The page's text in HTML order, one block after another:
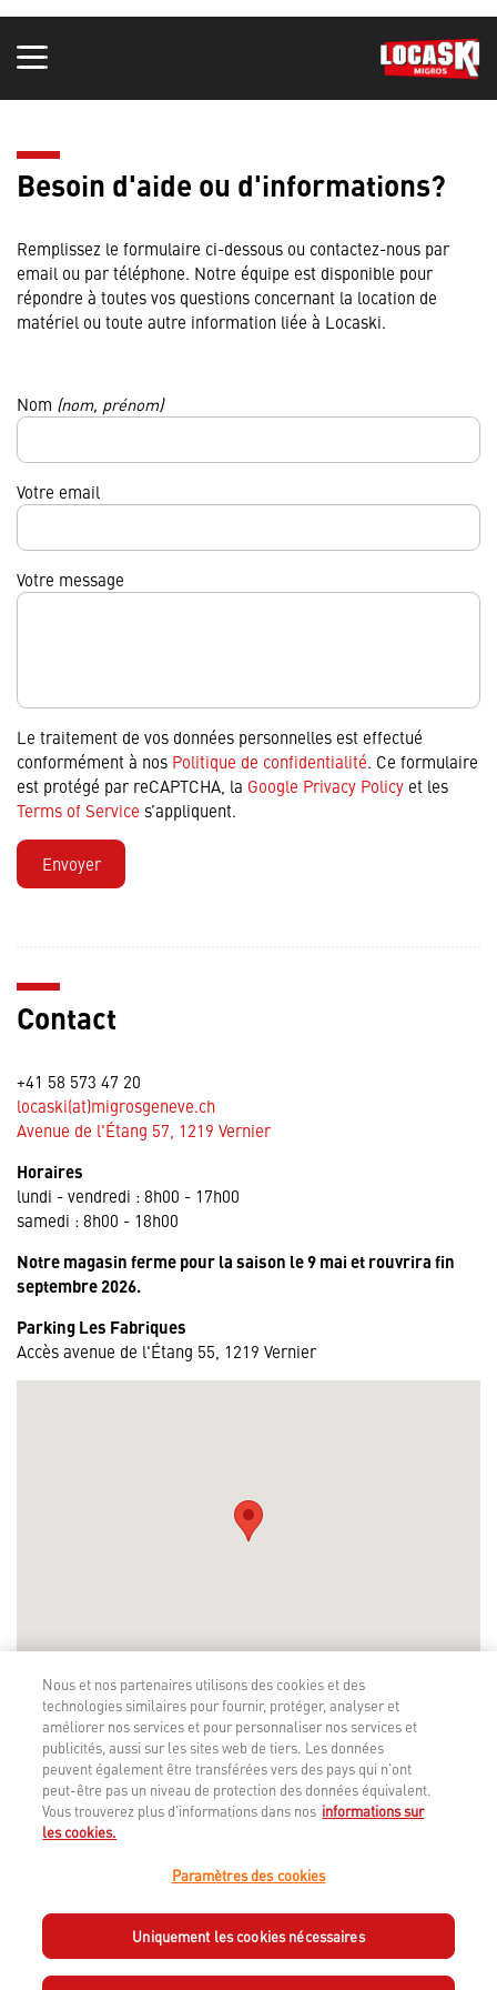
Nous et nos partenaires utilisons des cookies et des
technologies similaires pour fournir, protéger, analyser et
améliorer nos services et pour personnaliser nos services et
publicités, aussi sur les sites web de tiers. Les données
peuvent également être transférées vers des pays qui n'ont
peut-être pas un niveau de protection des données équivalent.
Vous trouverez plus d'informations dans nos informations sur
les cookies.
Paramètres des cookies
Uniquement les cookies nécessaires